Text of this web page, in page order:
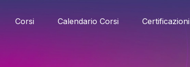
Corsi Calendario Corsi Certificazioni